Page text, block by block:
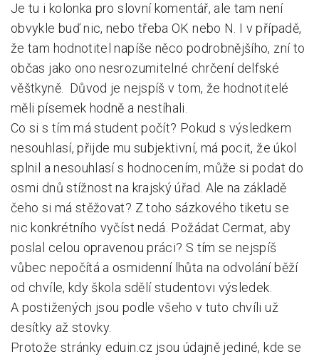
Je tu i kolonka pro slovní komentář, ale tam není
obvykle buď nic, nebo třeba OK nebo N. I v případě,
že tam hodnotitel napíše něco podrobnějšího, zní to
občas jako ono nesrozumitelné chrčení delfské
věštkyně. Důvod je nejspíš v tom, že hodnotitelé
měli písemek hodně a nestíhali.
Co si s tím má student počít? Pokud s výsledkem
nesouhlasí, přijde mu subjektivní, má pocit, že úkol
splnil a nesouhlasí s hodnocením, může si podat do
osmi dnů stížnost na krajský úřad. Ale na základě
čeho si má stěžovat? Z toho sázkového tiketu se
nic konkrétního vyčíst nedá. Požádat Cermat, aby
poslal celou opravenou práci? S tím se nejspíš
vůbec nepočítá a osmidenní lhůta na odvolání běží
od chvíle, kdy škola sdělí studentovi výsledek.
A postižených jsou podle všeho v tuto chvíli už
desítky až stovky.
Protože stránky eduin.cz jsou údajně jediné, kde se